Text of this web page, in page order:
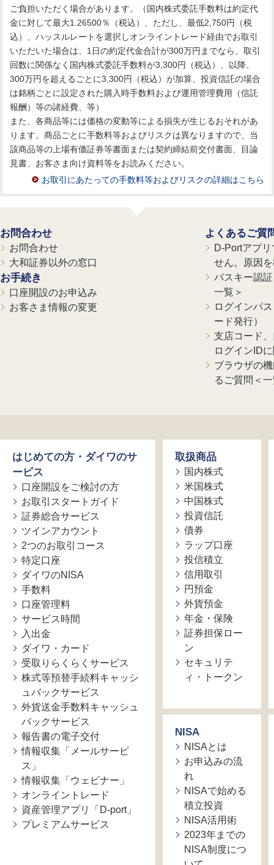
ご負担いただく場合があります。（国内株式委託手数料は約定代
金に対して最大1.26500％（税込）、ただし、最低2,750円（税
込）、ハッスルレートを選択しオンライントレード経由でお取引
いただいた場合は、1日の約定代金合計が300万円までなら、取引
回数に関係なく国内株式委託手数料が3,300円（税込）、以降、
300万円を超えるごとに3,300円（税込）が加算、投資信託の場合
は銘柄ごとに設定された購入時手数料および運用管理費用（信託
報酬）等の諸経費、等）
また、各商品等には価格の変動等による損失が生じるおそれがあ
ります。商品ごとに手数料等およびリスクは異なりますので、当
該商品等の上場有価証券等書面または契約締結前交付書面、目論
見書、お客さま向け資料等をお読みください。
お取引にあたっての手数料等およびリスクの詳細はこちら
お問合わせ
お問合わせ
大和証券以外の窓口
お手続き
口座開設のお申込み
お客さま情報の変更
よくあるご質
D-Portアプ
せん。原因
パスキー認
一覧＞
ログインパ
ード発行）
支店コード
ログインID
ブラウザの
るご質問＜
はじめての方・ダイワのサ
ービス
口座開設をご検討の方
お取引スタートガイド
証券総合サービス
ツインアカウント
2つのお取引コース
特定口座
ダイワのNISA
手数料
口座管理料
サービス時間
入出金
ダイワ・カード
受取りらくらくサービス
株式等預替手続料キャッシ
ュバックサービス
外貨送金手数料キャッシュ
バックサービス
報告書の電子交付
情報収集「メールサービ
ス」
情報収集「ウェビナー」
オンライントレード
資産管理アプリ「D-port」
プレミアムサービス
取扱商品
国内株式
米国株式
中国株式
投資信託
債券
ラップ口座
投信積立
信用取引
円預金
外貨預金
年金・保険
証券担保ロー
ン
セキュリテ
ィ・トークン
NISA
NISAとは
お申込みの流
れ
NISAで始める
積立投資
NISA活用術
2023年までの
NISA制度につ